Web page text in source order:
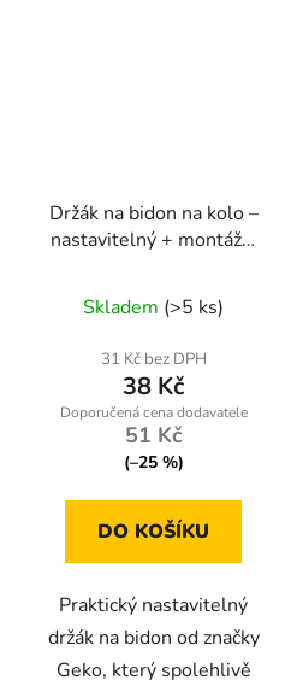
Držák na bidon na kolo –
nastavitelný + montážní
Skladem (>5 ks)
31 Kč bez DPH
38 Kč
51 Kč
(–25 %)
DO KOŠÍKU
Praktický nastavitelný
držák na bidon od značky
Geko, který spolehlivě